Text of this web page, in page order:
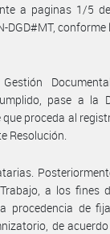
a paginas 1/5
DGD#MT,
pase a la
proceda al
Resolución.
a los fines
procedencia de
de